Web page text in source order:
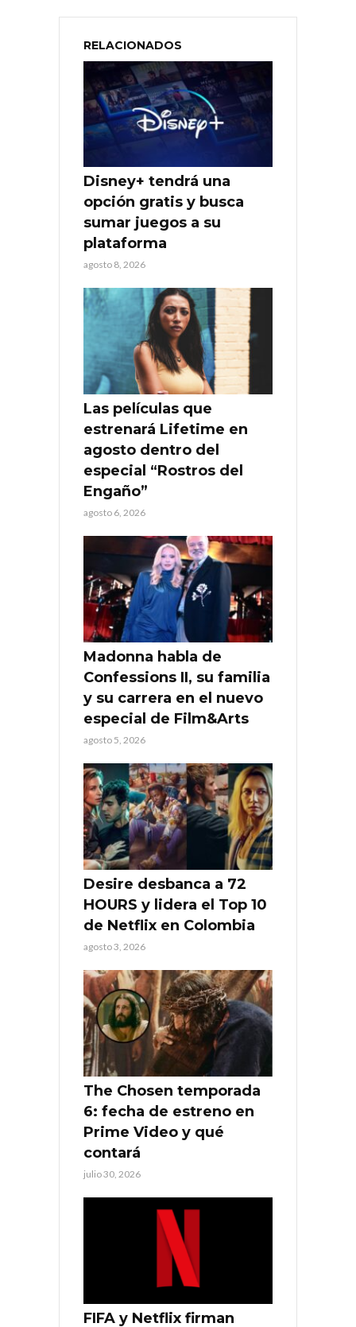
RELACIONADOS
Disney+ tendrá una
opción gratis y busca
sumar juegos a su
plataforma
agosto 8, 2026
Las películas que
estrenará Lifetime en
agosto dentro del
especial “Rostros del
Engaño”
agosto 6, 2026
Madonna habla de
Confessions II, su familia
y su carrera en el nuevo
especial de Film&Arts
agosto 5, 2026
Desire desbanca a 72
HOURS y lidera el Top 10
de Netflix en Colombia
agosto 3, 2026
The Chosen temporada
6: fecha de estreno en
Prime Video y qué
contará
julio 30, 2026
FIFA y Netflix firman